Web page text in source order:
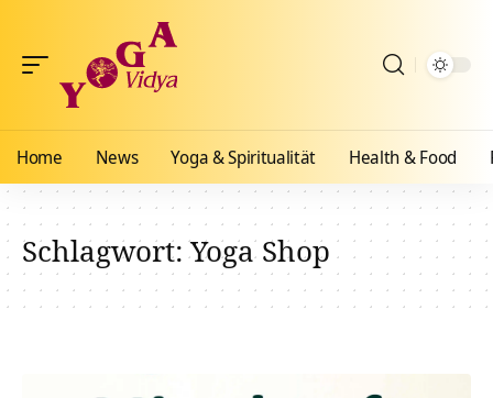
Home News Yoga & Spiritualität Health & Food
Schlagwort:Yoga Shop